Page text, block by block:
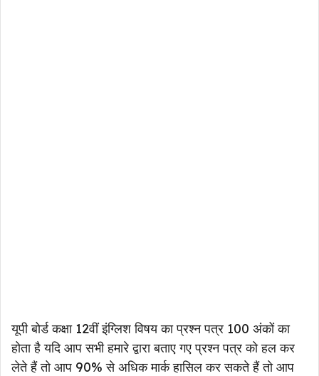
यूपी बोर्ड कक्षा 12वीं इंग्लिश विषय का प्रश्न पत्र 100 अंकों का
होता है यदि आप सभी हमारे द्वारा बताए गए प्रश्न पत्र को हल कर
लेते हैं तो आप 90% से अधिक मार्क हासिल कर सकते हैं तो आप